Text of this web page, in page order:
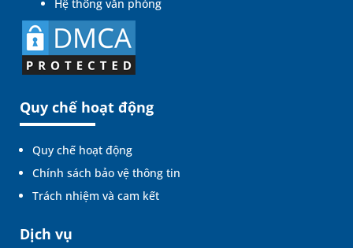
Hệ thống văn phòng
Quy chế hoạt động
Quy chế hoạt động
Chính sách bảo vệ thông tin
Trách nhiệm và cam kết
Dịch vụ